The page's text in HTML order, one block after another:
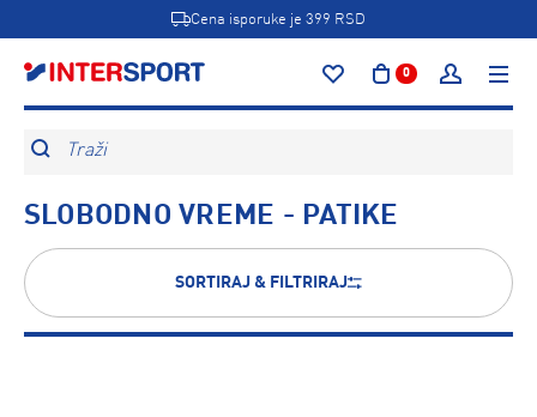
Cena isporuke je 399 RSD
0
Traži
SLOBODNO VREME - PATIKE
SORTIRAJ & FILTRIRAJ